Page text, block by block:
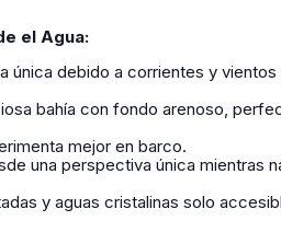
el Agua:
única debido a corrientes y vientos
bahía con fondo arenoso,
mejor en barco.
una perspectiva única mientras
y aguas cristalinas solo